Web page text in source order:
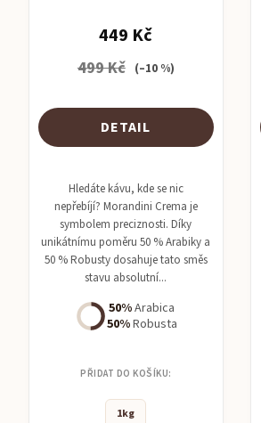
449 Kč
499 Kč (–10 %)
DETAIL
Hledáte kávu, kde se nic
nepřebíjí? Morandini Crema je
symbolem preciznosti. Díky
unikátnímu poměru 50 % Arabiky a
50 % Robusty dosahuje tato směs
stavu absolutní...
50%Arabica
50%Robusta
PŘIDAT DO KOŠÍKU:
1kg